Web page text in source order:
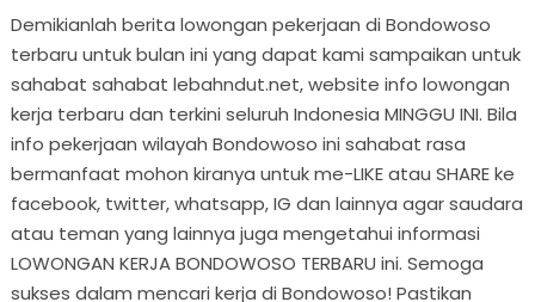
Demikianlah berita lowongan pekerjaan di Bondowoso
terbaru untuk bulan ini yang dapat kami sampaikan untuk
sahabat sahabat lebahndut.net, website info lowongan
kerja terbaru dan terkini seluruh Indonesia MINGGU INI. Bila
info pekerjaan wilayah Bondowoso ini sahabat rasa
bermanfaat mohon kiranya untuk me-LIKE atau SHARE ke
facebook, twitter, whatsapp, IG dan lainnya agar saudara
atau teman yang lainnya juga mengetahui informasi
LOWONGAN KERJA BONDOWOSO TERBARU ini. Semoga
sukses dalam mencari kerja di Bondowoso! Pastikan